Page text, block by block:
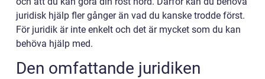
juridisk hjälp fler gånger än vad du kanske trodde först.
För juridik är inte enkelt och det är mycket som du kan
behöva hjälp med.
Den omfattande juridiken